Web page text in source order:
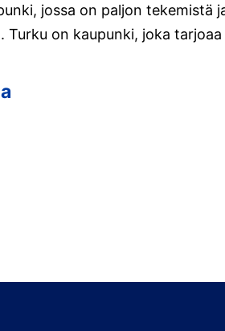
jossa on paljon
Turku on kaupunki, joka